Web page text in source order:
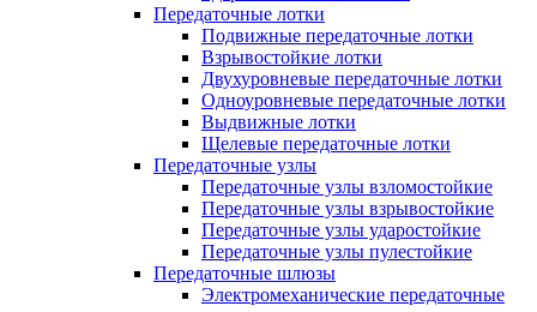
Передаточные лотки
Подвижные передаточные лотки
Взрывостойкие лотки
Двухуровневые передаточные лотки
Одноуровневые передаточные лотки
Выдвижные лотки
Щелевые передаточные лотки
Передаточные узлы
Передаточные узлы взломостойкие
Передаточные узлы взрывостойкие
Передаточные узлы ударостойкие
Передаточные узлы пулестойкие
Передаточные шлюзы
Электромеханические передаточные